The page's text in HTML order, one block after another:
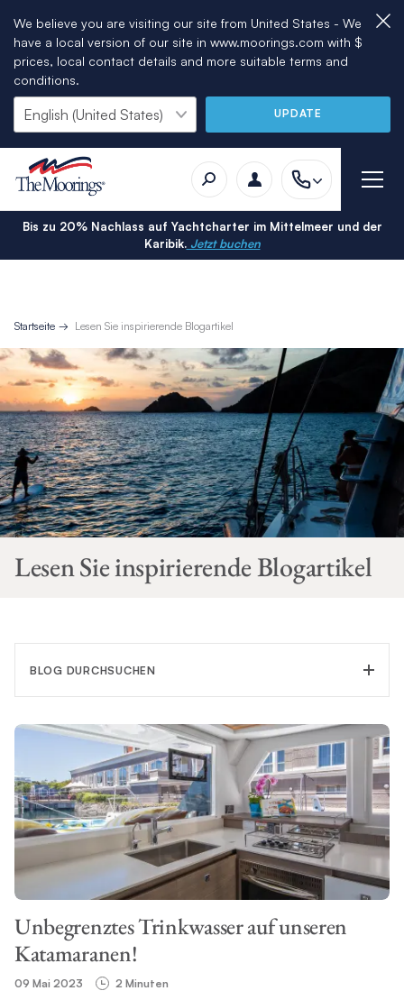
We believe you are visiting our site from United States - We
have a local version of our site in www.moorings.com with $
prices, local contact details and more suitable terms and
conditions.
UPDATE
Bis zu 20% Nachlass auf Yachtcharter im Mittelmeer und der
Karibik.Jetzt buchen
Startseite Lesen Sie inspirierende Blogartikel
Lesen Sie inspirierende Blogartikel
Unbegrenztes Trinkwasser auf unseren
Katamaranen!
09 Mai 2023 2 Minuten
BLOG DURCHSUCHEN
KATEGORIE FILTERN
THEMA
SUCHE